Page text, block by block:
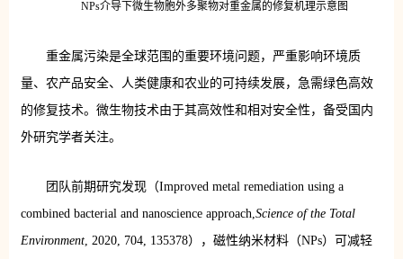
NPs介导下微生物胞外多聚物对重金属的修复机理示意图
重金属污染是全球范围的重要环境问题，严重影响环境质
量、农产品安全、人类健康和农业的可持续发展，急需绿色高效
的修复技术。微生物技术由于其高效性和相对安全性，备受国内
外研究学者关注。
团队前期研究发现（Improved metal remediation using a
combined bacterial and nanoscience approach,Science of the Total
Environment, 2020, 704, 135378），磁性纳米材料（NPs）可减轻